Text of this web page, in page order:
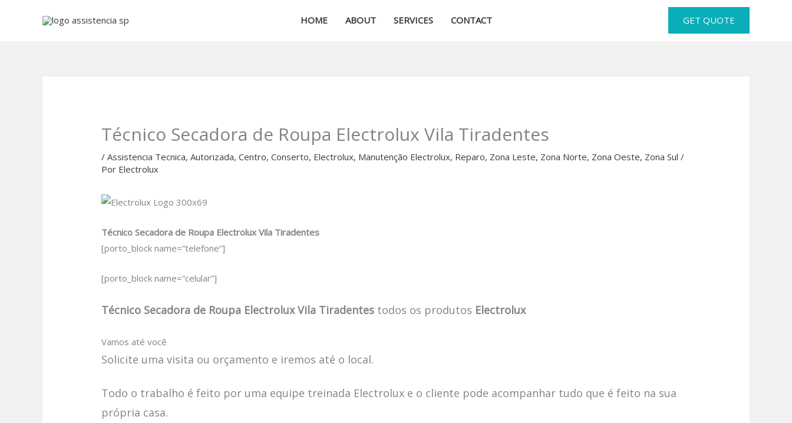
HOME ABOUT SERVICES CONTACT GET QUOTE
Técnico Secadora de Roupa Electrolux Vila Tiradentes
/Assistencia Tecnica,Autorizada,Centro,Conserto, Electrolux, Manutenção Electrolux, Reparo, Zona Leste, Zona Norte, Zona Oeste, Zona Sul /
Por Electrolux
Técnico Secadora de Roupa Electrolux Vila Tiradentes
[porto_block name=”telefone”]
[porto_block name=”celular”]
Técnico Secadora de Roupa Electrolux Vila Tiradentes todos os produtos Electrolux
Vamos até você
Solicite uma visita ou orçamento e iremos até o local.
Todo o trabalho é feito por uma equipe treinada Electrolux e o cliente pode acompanhar tudo que é feito na sua
própria casa.